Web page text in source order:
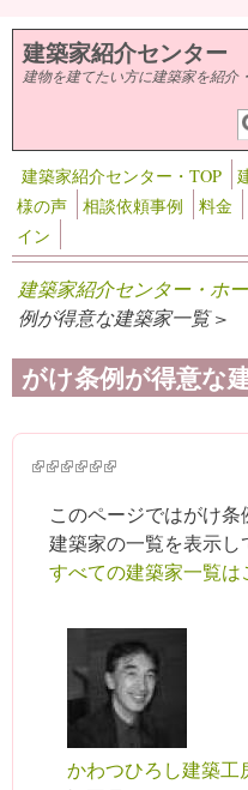
メインコンテンツに移動
建築家紹介センター
建物を建てたい方に建築家を紹介
建築家紹介センター・TOP
様の声
相談依頼事例 料金
イン
建築家紹介センター・ホ
例が得意な建築家一覧 >
がけ条例が得意な
(link is external)
(link is external)
(link is external)
(link is external)
(link is external)
(link is external)
このページではがけ
建築家の一覧を表示し
すべての建築家一覧は
かわつひろし建築工